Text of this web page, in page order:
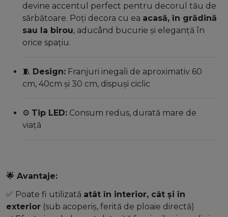
devine accentul perfect pentru decorul tău de
sărbătoare. Poți decora cu ea acasă, în grădină
sau la birou, aducând bucurie și eleganță în
orice spațiu.
🧵 Design: Franjuri inegali de aproximativ 60
cm, 40cm și 30 cm, dispuși ciclic
⚙️ Tip LED: Consum redus, durată mare de
viață
🌟 Avantaje:
✅ Poate fi utilizată atât în interior, cât și în
exterior (sub acoperiș, ferită de ploaie directă)